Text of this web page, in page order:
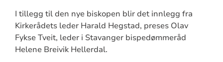
I tillegg til den nye biskopen blir det innlegg fra
Kirkerådets leder Harald Hegstad, preses Olav
Fykse Tveit, leder i Stavanger bispedømmeråd
Helene Breivik Hellerdal.